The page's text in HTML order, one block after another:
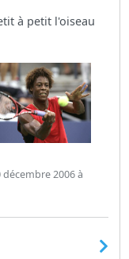
à petit l'oiseau
2006 à